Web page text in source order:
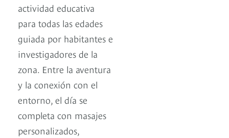
actividad educativa
para todas las edades
guiada por habitantes e
investigadores de la
zona. Entre la aventura
y la conexión con el
entorno, el día se
completa con masajes
personalizados,